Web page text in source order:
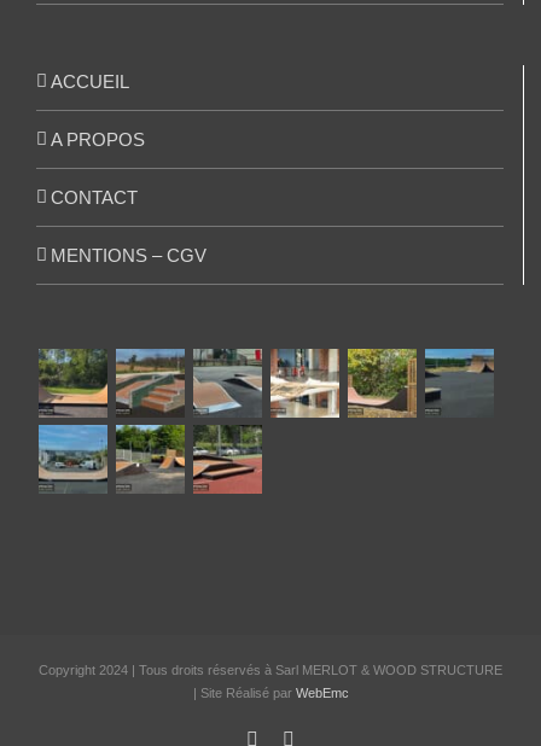
ACCUEIL
A PROPOS
CONTACT
MENTIONS – CGV
Copyright 2024 | Tous droits réservés à Sarl MERLOT & WOOD STRUCTURE
| Site Réalisé par WebEmc
Facebook